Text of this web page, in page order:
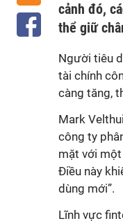
cảnh đó,
thể giữ
Người tiêu
tài chính
càng tăng,
Mark
công ty
mặt với
Điều này
dùng mới”.
Lĩnh vực